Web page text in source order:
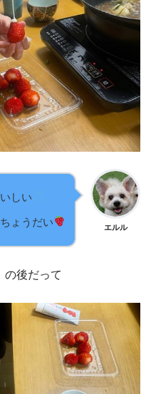
エルル
しい
ょうだい
の後だって